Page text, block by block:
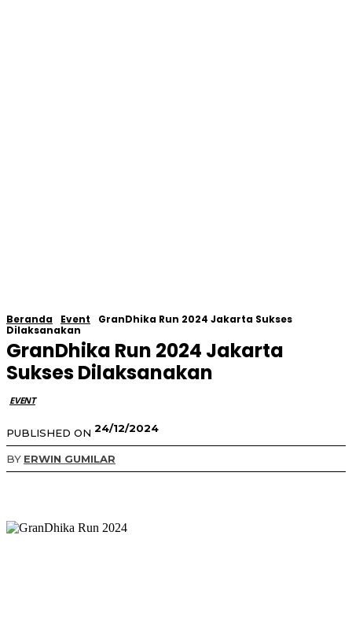
Beranda Event
GranDhika Run 2024 Jakarta Sukses
Dilaksanakan
GranDhika Run 2024 Jakarta
Sukses Dilaksanakan
EVENT
PUBLISHED ON 24/12/2024
BY ERWIN GUMILAR